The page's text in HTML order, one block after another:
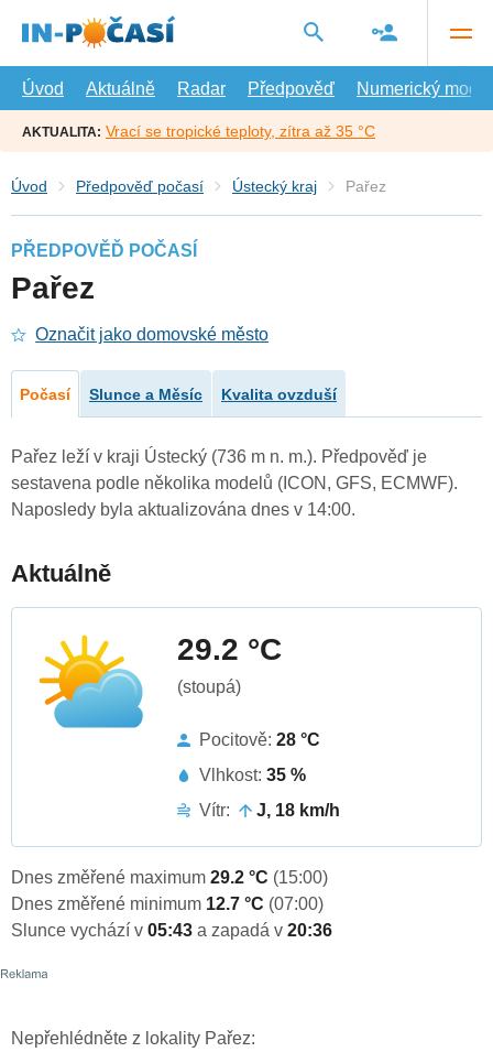
hlavní
Úvod
Aktuálně Radar Předpověď Numerický model
AKTUALITA: Vrací se tropické teploty, zítra až 35 °C
Úvod Předpověď počasí Ústecký kraj Pařez
PŘEDPOVĚĎ POČASÍ
Pařez
Označit jako domovské město
Počasí Slunce a Měsíc Kvalita ovzduší
Pařez leží v kraji Ústecký (736 m n. m.). Předpověď je
sestavena podle několika modelů (ICON, GFS, ECMWF).
Naposledy byla aktualizována dnes v 14:00.
Aktuálně
29.2 °C
(stoupá)
Pocitově: 28 °C
Vlhkost: 35 %
Vítr:
J, 18 km/h
Dnes změřené maximum 29.2 °C (15:00)
Dnes změřené minimum 12.7 °C (07:00)
Slunce vychází v 05:43 a zapadá v 20:36
Nepřehlédněte z lokality Pařez: